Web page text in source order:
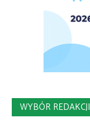
WYBÓR REDAKCJI